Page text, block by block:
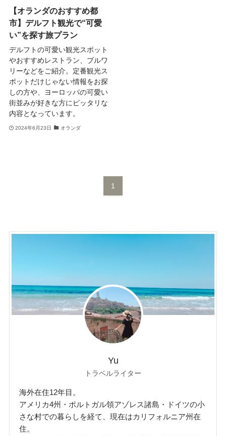
【オランダのおすすめ都
市】デルフト観光で“可愛
い”を探す旅プラン
デルフトの可愛い観光スポット
やおすすめレストラン、ブルワ
リーなどをご紹介。定番観光ス
ポットだけじゃない情報をお探
しの方や、ヨーロッパの可愛い
街並みが好きな方にピッタリな
内容となっています。
2024年6月23日 オランダ
1
Yu
トラベルライター
海外在住12年目。
アメリカ4州・ポルトガル領アゾレス諸島・ドイツの小
さな村での暮らしを経て、現在はカリフォルニア州在
住。